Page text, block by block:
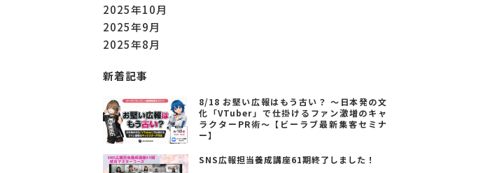
2025年10月
2025年9月
2025年8月
新着記事
8/18 お堅い広報はもう古い？ ～日本発の文
化「VTuber」で仕掛けるファン激増のキャ
ラクターPR術～【ビーラブ最新集客セミナ
ー】
SNS広報担当養成講座61期終了しました！